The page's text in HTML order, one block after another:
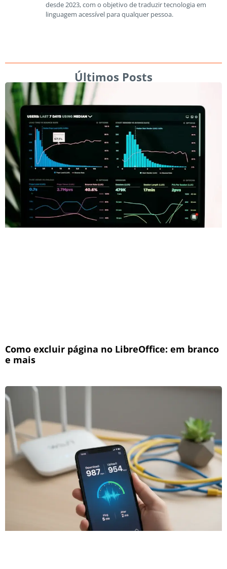
desde 2023, com o objetivo de traduzir tecnologia em
linguagem acessível para qualquer pessoa.
Últimos Posts
Como excluir página no LibreOffice: em branco
e mais